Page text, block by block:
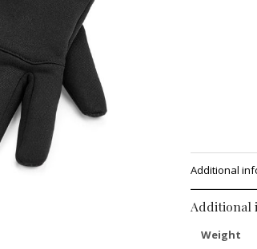
Additional
Additional
Weight